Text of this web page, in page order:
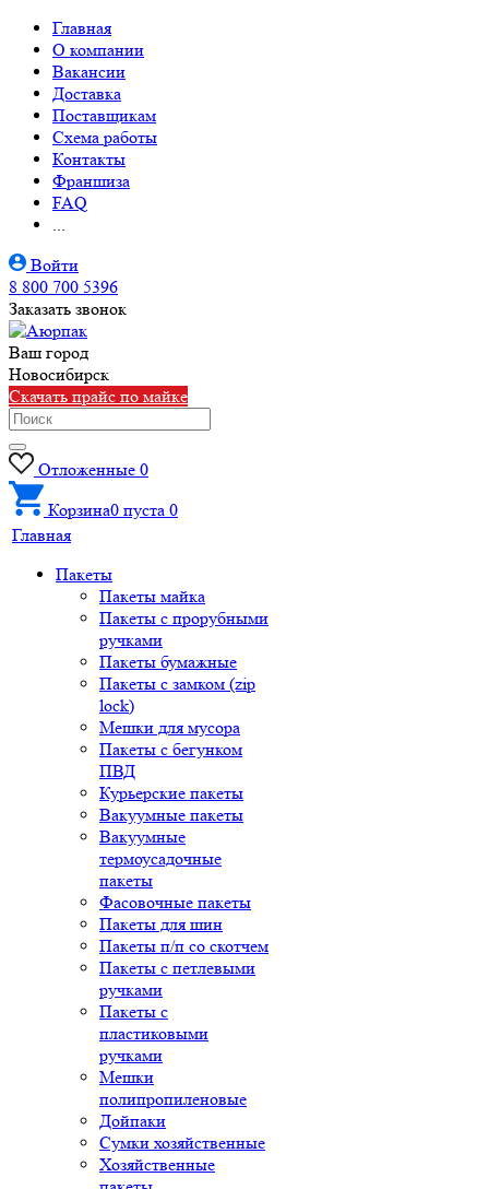
Главная
О компании
Вакансии
Доставка
Поставщикам
Схема работы
Контакты
Франшиза
FAQ
...
Войти
8 800 700 5396
Заказать звонок
Ваш город
Новосибирск
Скачать прайс по майке
Отложенные 0
Корзина0 пуста 0
Главная
Пакеты
Пакеты майка
Пакеты с прорубными
ручками
Пакеты бумажные
Пакеты с замком (zip
lock)
Мешки для мусора
Пакеты с бегунком
ПВД
Курьерские пакеты
Вакуумные пакеты
Вакуумные
термоусадочные
пакеты
Фасовочные пакеты
Пакеты для шин
Пакеты п/п со скотчем
Пакеты с петлевыми
ручками
Пакеты с
пластиковыми
ручками
Мешки
полипропиленовые
Дойпаки
Сумки хозяйственные
Хозяйственные